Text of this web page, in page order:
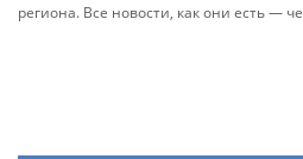
региона. Все новости, как они есть —